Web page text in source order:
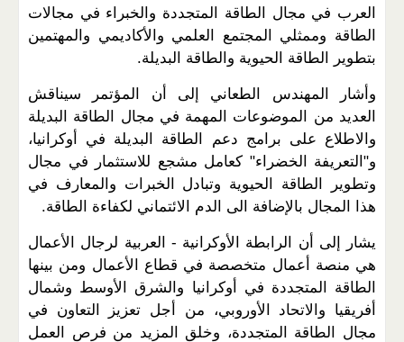
العرب في مجال الطاقة المتجددة والخبراء في مجالات
الطاقة وممثلي المجتمع العلمي والأكاديمي والمهتمين
بتطوير الطاقة الحيوية والطاقة البديلة.
وأشار المهندس الطعاني إلى أن المؤتمر سيناقش
العديد من الموضوعات المهمة في مجال الطاقة البديلة
والاطلاع على برامج دعم الطاقة البديلة في أوكرانيا،
و"التعريفة الخضراء" كعامل مشجع للاستثمار في مجال
وتطوير الطاقة الحيوية وتبادل الخبرات والمعارف في
هذا المجال بالإضافة الى الدم الائتماني لكفاءة الطاقة.
يشار إلى أن الرابطة الأوكرانية - العربية لرجال الأعمال
هي منصة أعمال متخصصة في قطاع الأعمال ومن بينها
الطاقة المتجددة في أوكرانيا والشرق الأوسط وشمال
أفريقيا والاتحاد الأوروبي، من أجل تعزيز التعاون في
مجال الطاقة المتجددة، وخلق المزيد من فرص العمل